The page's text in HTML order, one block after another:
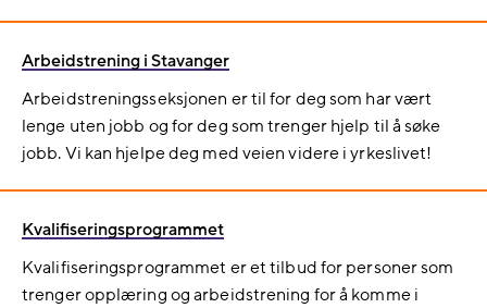
Arbeidstrening i Stavanger
Arbeidstreningsseksjonen er til for deg som har vært
lenge uten jobb og for deg som trenger hjelp til å søke
jobb. Vi kan hjelpe deg med veien videre i yrkeslivet!
Kvalifiseringsprogrammet
Kvalifiseringsprogrammet er et tilbud for personer som
trenger opplæring og arbeidstrening for å komme i